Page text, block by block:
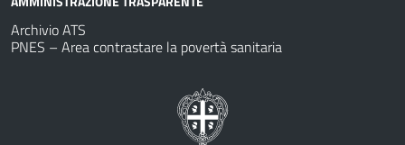
Archivio ATS
PNES – Area contrastare la povertà sanitaria